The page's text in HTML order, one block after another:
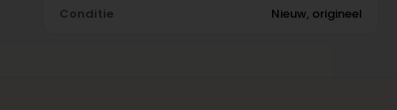
Conditie Nieuw, origineel